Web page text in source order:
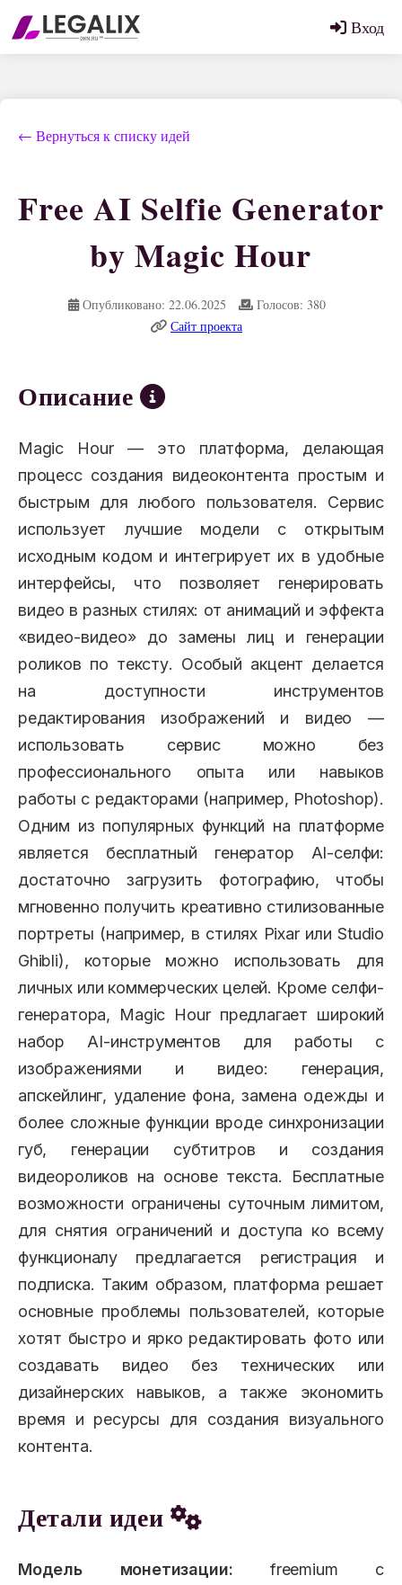
Вход
← Вернуться к списку идей
Free AI Selfie Generator
by Magic Hour
Опубликовано: 22.06.2025
Голосов: 380
Сайт проекта
Описание
Magic Hour — это платформа, делающая
процесс создания видеоконтента простым и
быстрым для любого пользователя. Сервис
использует лучшие модели с открытым
исходным кодом и интегрирует их в удобные
интерфейсы, что позволяет генерировать
видео в разных стилях: от анимаций и эффекта
«видео-видео» до замены лиц и генерации
роликов по тексту. Особый акцент делается
на доступности инструментов
редактирования изображений и видео —
использовать сервис можно без
профессионального опыта или навыков
работы с редакторами (например, Photoshop).
Одним из популярных функций на платформе
является бесплатный генератор AI-селфи:
достаточно загрузить фотографию, чтобы
мгновенно получить креативно стилизованные
портреты (например, в стилях Pixar или Studio
Ghibli), которые можно использовать для
личных или коммерческих целей. Кроме селфи-
генератора, Magic Hour предлагает широкий
набор AI-инструментов для работы с
изображениями и видео: генерация,
апскейлинг, удаление фона, замена одежды и
более сложные функции вроде синхронизации
губ, генерации субтитров и создания
видеороликов на основе текста. Бесплатные
возможности ограничены суточным лимитом,
для снятия ограничений и доступа ко всему
функционалу предлагается регистрация и
подписка. Таким образом, платформа решает
основные проблемы пользователей, которые
хотят быстро и ярко редактировать фото или
создавать видео без технических или
дизайнерских навыков, а также экономить
время и ресурсы для создания визуального
контента.
Детали идеи
Модель монетизации: freemium с